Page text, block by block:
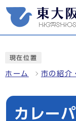
現在位置
ホーム 市の紹介
カレー